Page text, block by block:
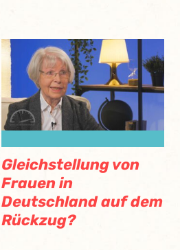
Gleichstellung von
Frauen in
Deutschland auf dem
Rückzug?